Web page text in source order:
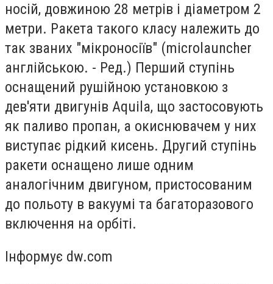
носій, довжиною 28 метрів і діаметром 2
метри. Ракета такого класу належить до
так званих "мікроносіїв" (microlauncher
англійською. - Ред.) Перший ступінь
оснащений рушійною установкою з
дев'яти двигунів Aquila, що застосовують
як паливо пропан, а окиснювачем у них
виступає рідкий кисень. Другий ступінь
ракети оснащено лише одним
аналогічним двигуном, пристосованим
до польоту в вакуумі та багаторазового
включення на орбіті.
Інформує dw.com